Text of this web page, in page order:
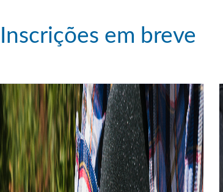
Inscrições em breve